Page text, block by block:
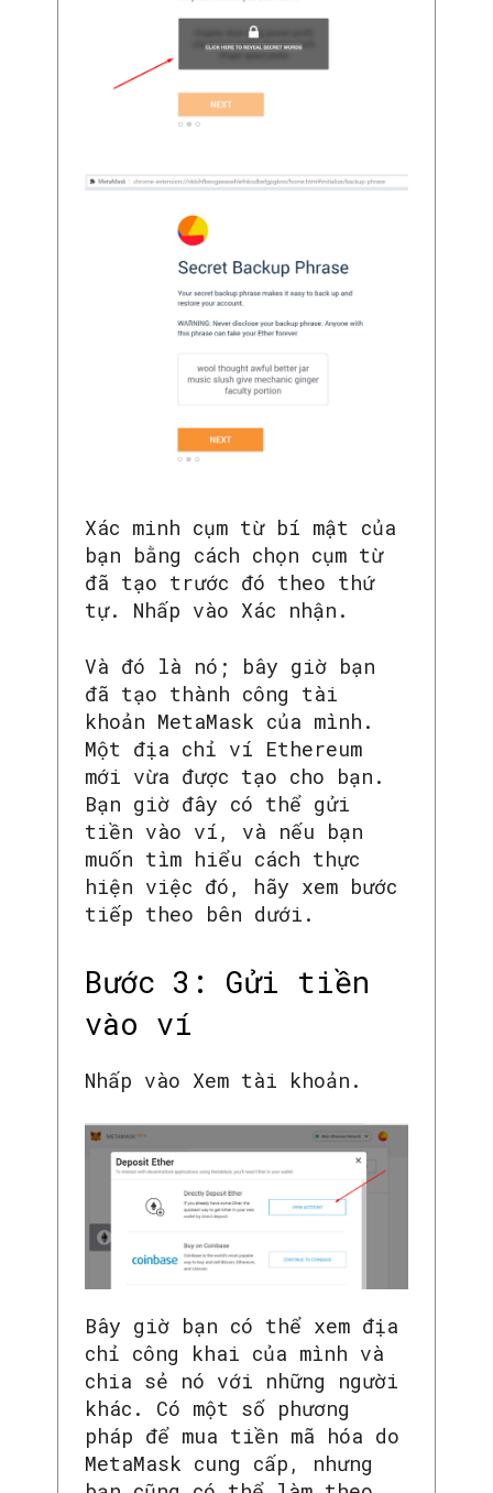
Xác minh cụm từ bí mật của
bạn bằng cách chọn cụm từ
đã tạo trước đó theo thứ
tự. Nhấp vào Xác nhận.
Và đó là nó; bây giờ bạn
đã tạo thành công tài
khoản MetaMask của mình.
Một địa chỉ ví Ethereum
mới vừa được tạo cho bạn.
Bạn giờ đây có thể gửi
tiền vào ví, và nếu bạn
muốn tìm hiểu cách thực
hiện việc đó, hãy xem bước
tiếp theo bên dưới.
Bước 3: Gửi tiền
vào ví
Nhấp vào Xem tài khoản.
Bây giờ bạn có thể xem địa
chỉ công khai của mình và
chia sẻ nó với những người
khác. Có một số phương
pháp để mua tiền mã hóa do
MetaMask cung cấp, nhưng